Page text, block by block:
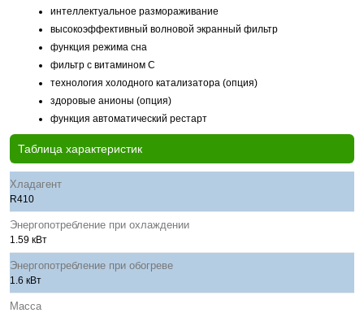
интеллектуальное размораживание
высокоэффективный волновой экранный фильтр
функция режима сна
фильтр с витамином С
технология холодного катализатора (опция)
здоровые анионы (опция)
функция автоматический рестарт
Таблица характеристик
Хладагент
R410
Энергопотребление при охлаждении
1.59 кВт
Энергопотребление при обогреве
1.6 кВт
Масса